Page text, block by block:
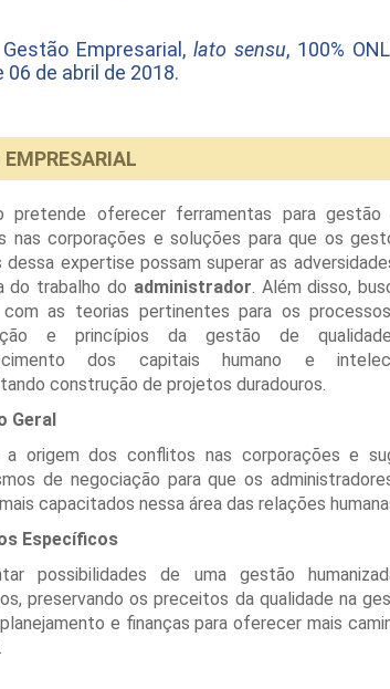
Empresarial, lato sensu, 100%
06 de abril de 2018.
pretende oferecer ferramentas para gestão
nas corporações e soluções para que os
dessa expertise possam superar as
do trabalho do administrador. Além disso,
com as teorias pertinentes para os
e princípios da gestão de
dos capitais humano e
construção de projetos duradouros.
Geral
a origem dos conflitos nas corporações e
de negociação para que os
capacitados nessa área das relações
Específicos
possibilidades de uma gestão
preservando os preceitos da qualidade na
e finanças para oferecer mais